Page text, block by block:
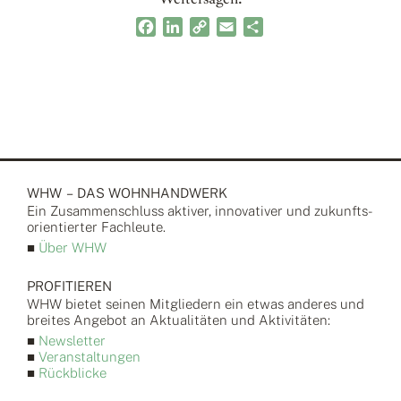
Facebook
LinkedIn
Copy
Email
WHW – DAS WOHNHANDWERK
Ein Zusammen­schluss aktiver, inno­vativer und zukunfts­
orientierter Fach­leute.
■ Über WHW
PROFITIEREN
WHW bietet seinen Mitgliedern ein etwas anderes und
breites Angebot an Aktualitäten und Aktivitäten:
■ Newsletter
■ Veranstaltungen
■ Rückblicke